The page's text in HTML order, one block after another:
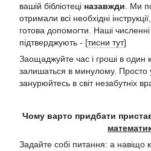
вашій бібліотеці назавжди. Ми
отримали всі необхідні
готова допомогти. Наші численні
підтверджують - [тисни тут]
Заощаджуйте час і гроші в один
залишаться в минулому. Просто
занурюйтесь в світ незабутніх
Чому варто придбати
Задайте собі питання: а навіщо